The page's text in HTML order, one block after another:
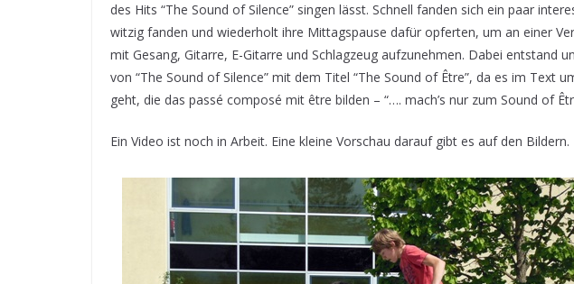
des Hits “The Sound of Silence” singen lässt. Schnell fanden sich ein paar
witzig fanden und wiederholt ihre Mittagspause dafür opferten, um an einer
mit Gesang, Gitarre, E-Gitarre und Schlagzeug aufzunehmen. Dabei entstand
von “The Sound of Silence” mit dem Titel “The Sound of Être”, da es im Text
geht, die das passé composé mit être bilden – “…. mach’s nur zum Sound of
Ein Video ist noch in Arbeit. Eine kleine Vorschau darauf gibt es auf den Bildern.